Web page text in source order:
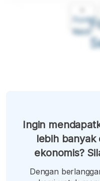
Font
Kecil
Ingin
lebih banyak
ekonomis?
Dengan